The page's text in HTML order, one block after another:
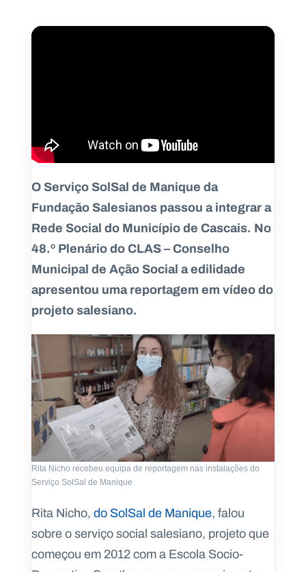
O Serviço SolSal de Manique da
Fundação Salesianos passou a integrar a
Rede Social do Município de Cascais. No
48.º Plenário do CLAS – Conselho
Municipal de Ação Social a edilidade
apresentou uma reportagem em vídeo do
projeto salesiano.
Rita Nicho recebeu equipa de reportagem nas instalações do
Serviço SolSal de Manique
Rita Nicho,do SolSal de Manique, falou
sobre o serviço social salesiano, projeto que
começou em 2012 com a Escola Socio-